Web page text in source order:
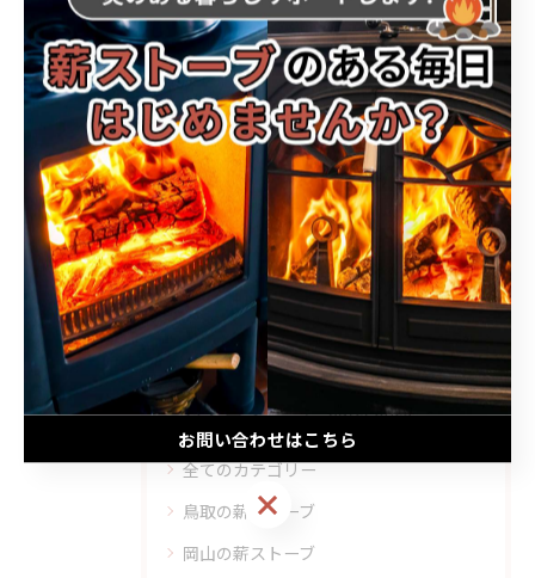
2026/01/01
#火入れ🔥
2025/12/30
1 ... 5 6 7 8 9
カテゴリー Categories
全てのカテゴリー
鳥取の薪ストーブ
岡山の薪ストーブ
お問い合わせはこちら
お問い合わせはこちら